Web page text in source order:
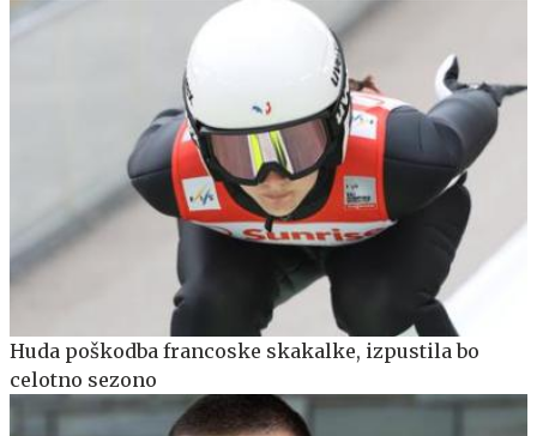
Huda poškodba francoske skakalke, izpustila bo
celotno sezono